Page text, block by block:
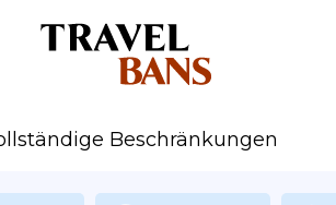
Beschränkungen